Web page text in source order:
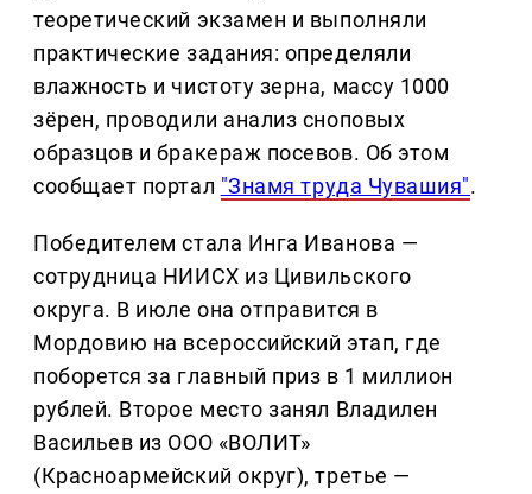
теоретический экзамен и выполняли
практические задания: определяли
влажность и чистоту зерна, массу 1000
зёрен, проводили анализ сноповых
образцов и бракераж посевов. Об этом
сообщает портал "Знамя труда Чувашия".
Победителем стала Инга Иванова —
сотрудница НИИСХ из Цивильского
округа. В июле она отправится в
Мордовию на всероссийский этап, где
поборется за главный приз в 1 миллион
рублей. Второе место занял Владилен
Васильев из ООО «ВОЛИТ»
(Красноармейский округ), третье —